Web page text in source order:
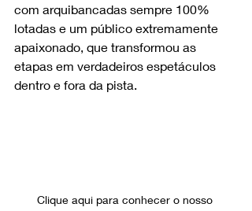
com arquibancadas sempre 100%
lotadas e um público extremamente
apaixonado, que transformou as
etapas em verdadeiros espetáculos
dentro e fora da pista.
Clique aqui para conhecer o nosso